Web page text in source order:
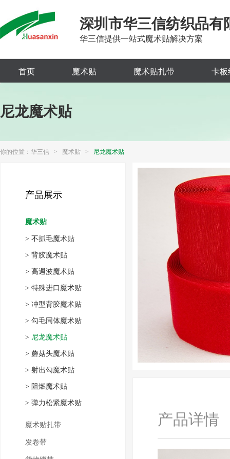
深圳市华三信纺织品有
华三信提供一站式魔术贴解决方案
首页 魔术贴 魔术贴扎带 卡板
尼龙魔术贴
你的位置： 华三信 > 魔术贴 > 尼龙魔术贴
产品展示
魔术贴
> 不抓毛魔术贴
> 背胶魔术贴
> 高週波魔术贴
> 特殊进口魔术贴
> 冲型背胶魔术贴
> 勾毛同体魔术贴
> 尼龙魔术贴
> 蘑菇头魔术贴
> 射出勾魔术贴
> 阻燃魔术贴
> 弹力松紧魔术贴
魔术贴扎带
发卷带
产品详情